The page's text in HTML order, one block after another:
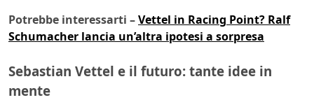
Potrebbe interessarti –Vettel in Racing Point? Ralf
Schumacher lancia un’altra ipotesi a sorpresa
Sebastian Vettel e il futuro: tante idee in
mente